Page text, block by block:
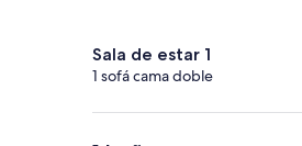
Sala de estar 1
1 sofá cama doble